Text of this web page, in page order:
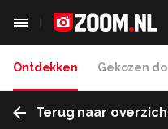
Ontdekken Gekozen
Terug naar